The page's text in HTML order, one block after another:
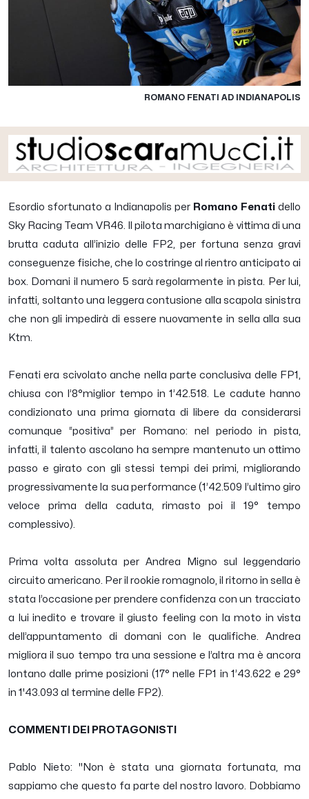
ROMANO FENATI AD INDIANAPOLIS
Esordio sfortunato a Indianapolis per Romano Fenati dello
Sky Racing Team VR46. Il pilota marchigiano è vittima di una
brutta caduta all’inizio delle FP2, per fortuna senza gravi
conseguenze fisiche, che lo costringe al rientro anticipato ai
box. Domani il numero 5 sarà regolarmente in pista. Per lui,
infatti, soltanto una leggera contusione alla scapola sinistra
che non gli impedirà di essere nuovamente in sella alla sua
Ktm.
Fenati era scivolato anche nella parte conclusiva delle FP1,
chiusa con l’8°miglior tempo in 1’42.518. Le cadute hanno
condizionato una prima giornata di libere da considerarsi
comunque “positiva” per Romano: nel periodo in pista,
infatti, il talento ascolano ha sempre mantenuto un ottimo
passo e girato con gli stessi tempi dei primi, migliorando
progressivamente la sua performance (1’42.509 l’ultimo giro
veloce prima della caduta, rimasto poi il 19° tempo
complessivo).
Prima volta assoluta per Andrea Migno sul leggendario
circuito americano. Per il rookie romagnolo, il ritorno in sella è
stata l’occasione per prendere confidenza con un tracciato
a lui inedito e trovare il giusto feeling con la moto in vista
dell’appuntamento di domani con le qualifiche. Andrea
migliora il suo tempo tra una sessione e l’altra ma è ancora
lontano dalle prime posizioni (17° nelle FP1 in 1’43.622 e 29°
in 1'43.093 al termine delle FP2).
COMMENTI DEI PROTAGONISTI
Pablo Nieto: " Non è stata una giornata fortunata, ma
sappiamo che questo fa parte del nostro lavoro. Dobbiamo